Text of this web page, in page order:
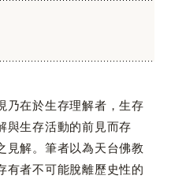
在於生存理解者，生存
與生存活動的前見而存
見解。筆者以為天台佛教
有者不可能脫離歷史性的